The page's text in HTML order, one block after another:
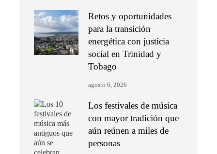
Retos y oportunidades
para la transición
energética con justicia
social en Trinidad y
Tobago
agosto 6, 2026
Los festivales de música
con mayor tradición que
aún reúnen a miles de
personas